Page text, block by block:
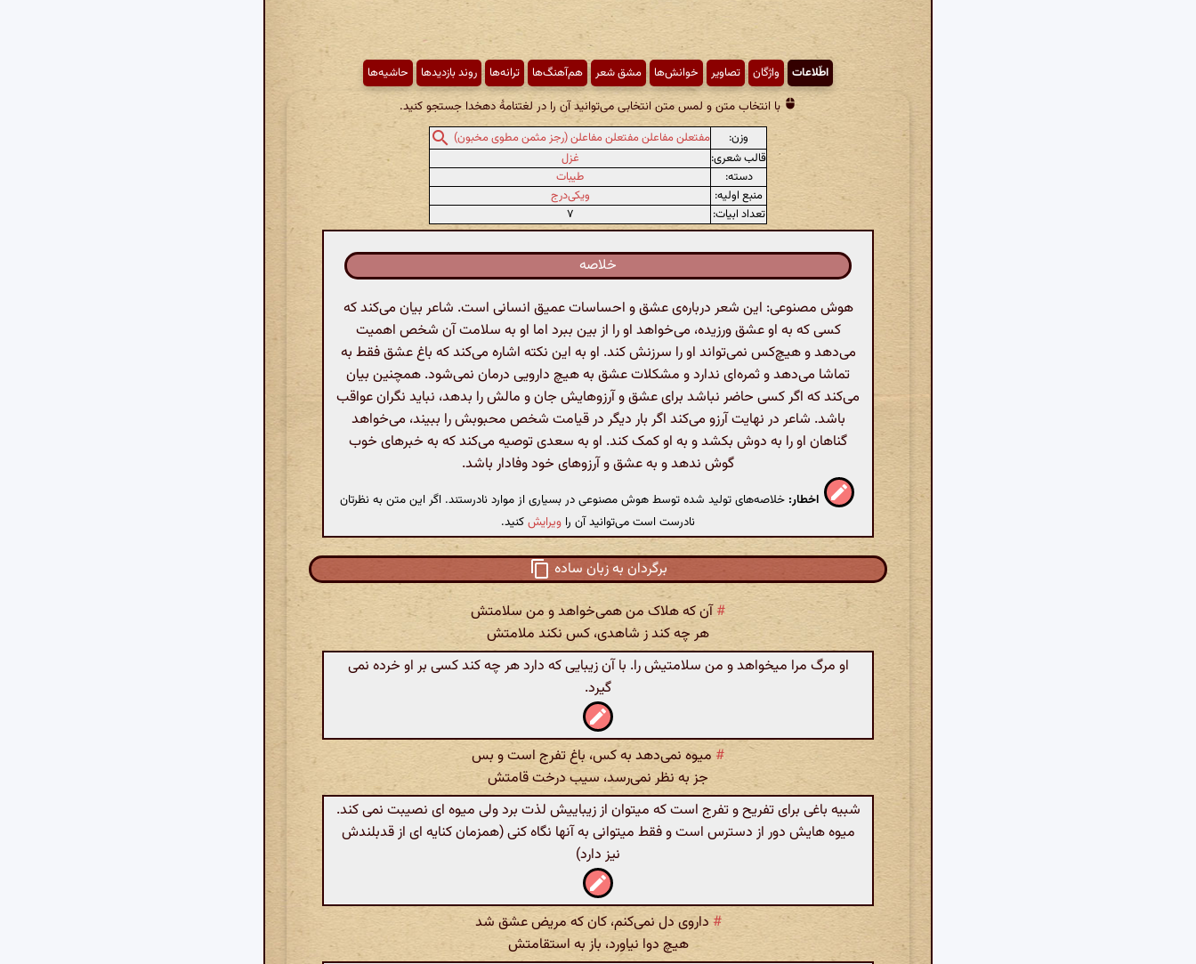
اطّلاعات واژگان تصاویر خوانش‌ها مشق شعر هم‌آهنگ‌ها ترانه‌ها روند بازدیدها حاشیه‌ها
با انتخاب متن و لمس متن انتخابی می‌توانید آن را در لغتنامهٔ دهخدا جستجو کنید.
وزن:
مفتعلن مفاعلن مفتعلن مفاعلن (رجز مثمن مطوی مخبون)
قالب شعری:
غزل
دسته:
طیبات
منبع اولیه:
ویکی‌درج
تعداد ابیات:
۷
خلاصه
هوش مصنوعی: این شعر درباره‌ی عشق و احساسات عمیق انسانی است. شاعر بیان می‌کند که
کسی که به او عشق ورزیده، می‌خواهد او را از بین ببرد اما او به سلامت آن شخص اهمیت
می‌دهد و هیچ‌کس نمی‌تواند او را سرزنش کند. او به این نکته اشاره می‌کند که باغ عشق فقط به
تماشا می‌دهد و ثمره‌ای ندارد و مشکلات عشق به هیچ دارویی درمان نمی‌شود. همچنین بیان
می‌کند که اگر کسی حاضر نباشد برای عشق و آرزوهایش جان و مالش را بدهد، نباید نگران عواقب
باشد. شاعر در نهایت آرزو می‌کند اگر بار دیگر در قیامت شخص محبوبش را ببیند، می‌خواهد
گناهان او را به دوش بکشد و به او کمک کند. او به سعدی توصیه می‌کند که به خبرهای خوب
گوش ندهد و به عشق و آرزوهای خود وفادار باشد.
اخطار: خلاصه‌های تولید شده توسط هوش مصنوعی در بسیاری از موارد نادرستند. اگر این متن به نظرتان
نادرست است می‌توانید آن را ویرایشکنید.
برگردان به زبان ساده
#آن که هلاک من همی‌خواهد و من سلامتش
هر چه کند ز شاهدی، کس نکند ملامتش
او مرگ مرا میخواهد و من سلامتیش را. با آن زیبایی که دارد هر چه کند کسی بر او خرده نمی
گیرد.
# میوه نمی‌دهد به کس، باغ تفرج است و بس
جز به نظر نمی‌رسد، سیب درخت قامتش
شبیه باغی برای تفریح و تفرج است که میتوان از زیباییش لذت برد ولی میوه ای نصیبت نمی کند.
میوه هایش دور از دسترس است و فقط میتوانی به آنها نگاه کنی (همزمان کنایه ای از قدبلندش
نیز دارد)
# داروی دل نمی‌کنم، کان که مریض عشق شد
هیچ دوا نیاورد، باز به استقامتش